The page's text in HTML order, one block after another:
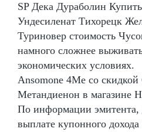
SP Дека Дураболин
Ундесиленат Тихорецк
Туриновер стоимость
намного сложнее
экономических условиях.
Ansomone 4Me со
Метандиенон в магазине
По информации
выплате купонного